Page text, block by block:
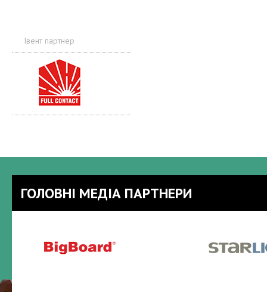
Івент партнер
ГОЛОВНІ МЕДІА ПАРТНЕРИ